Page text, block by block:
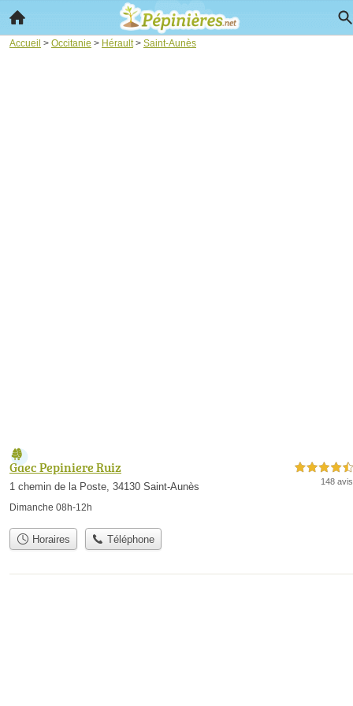
Accueil > Occitanie > Hérault> Saint-Aunès
Gaec Pepiniere Ruiz
1 chemin de la Poste, 34130 Saint-Aunès
Dimanche 08h-12h
4,5 étoiles sur 5
148 avis
Horaires Téléphone